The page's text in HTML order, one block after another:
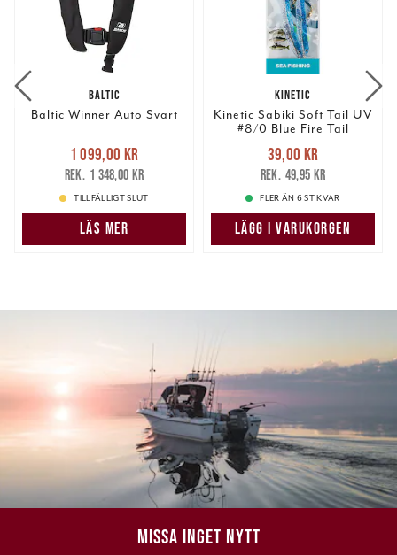
BALTIC
Baltic Winner Auto Svart
Nuvarande pris
1 099,00 krTidigare pris
1 348,00 kr
1 099,00 kr
1 348,00 kr
TILLFÄLLIGT SLUT
LÄS MER
KINETIC
Kinetic Sabiki Soft Tail UV
#8/0 Blue Fire Tail
Nuvarande pris
39,00 krTidigare pris
49,95 kr
39,00 kr
49,95 kr
FLER ÄN 6 ST KVAR
LÄGG I VARUKORGEN
MISSA INGET NYTT